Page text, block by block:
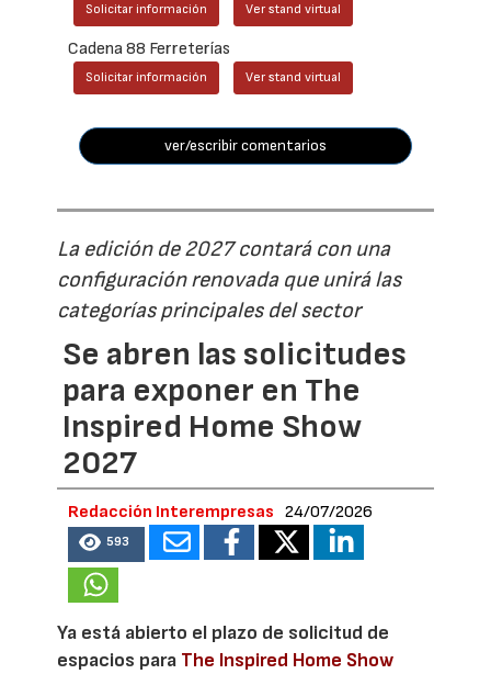
Solicitar información Ver stand virtual
Cadena 88 Ferreterías
Solicitar información Ver stand virtual
ver/escribir comentarios
La edición de 2027 contará con una
configuración renovada que unirá las
categorías principales del sector
Se abren las solicitudes
para exponer en The
Inspired Home Show
2027
Redacción Interempresas 24/07/2026
593
Ya está abierto el plazo de solicitud de
espacios para The Inspired Home Show